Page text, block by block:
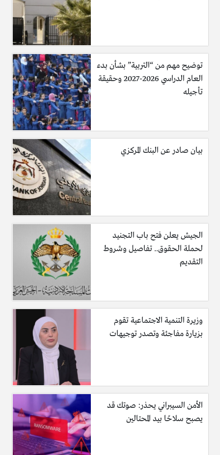
المجتمع بشكل عام فكما ذكرنا في السطور السابقة أن شعب
لمزيد من المعلومات عندائرة الهجرة الخاص في بدوقية
لوكسمبورغ
توضيح مهم من “التربية” بشأن بدء
العام الدراسي 2026-2027 وحقيقة
تأجيله
بيان صادر عن البنك المركزي
الجيش يعلن فتح باب التجنيد
لحملة الحقوق.. تفاصيل وشروط
التقديم
وزيرة التنمية الاجتماعية تقوم
بزيارة مفاجئة وتصدر توجيهات
الأمن السيبراني يحذر: صوتك قد
يصبح سلاحًا بيد المحتالين